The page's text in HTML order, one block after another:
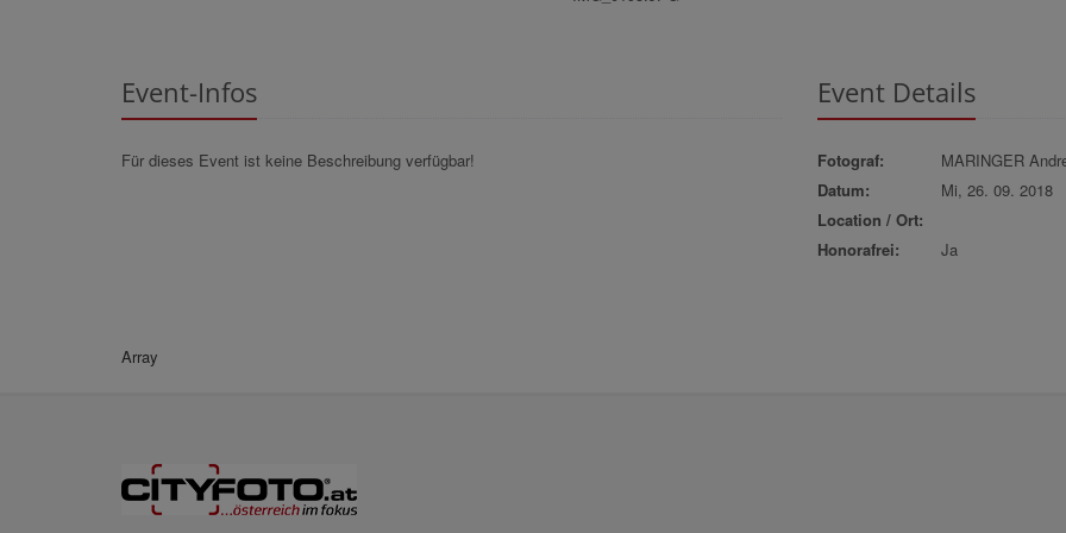
Event-Infos
Für dieses Event ist keine Beschreibung verfügbar!
Event Details
Fotograf:
MARINGER
Datum:
Mi, 26. 09. 2018
Location / Ort:
Honorafrei:
Ja
Array